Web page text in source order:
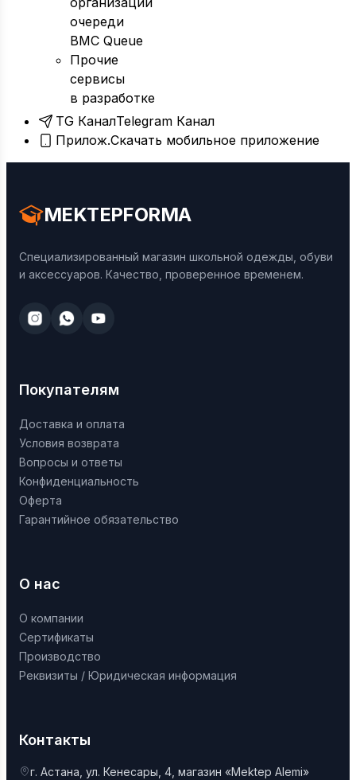
очереди
BMC Queue
Прочие
сервисы
в разработке
TG КаналTelegram Канал
Прилож.Скачать мобильное приложение
MEKTEPFORMA
Специализированный магазин школьной одежды, обуви
и аксессуаров. Качество, проверенное временем.
Покупателям
Доставка и оплата
Условия возврата
Вопросы и ответы
Конфиденциальность
Оферта
Гарантийное обязательство
О нас
О компании
Сертификаты
Производство
Реквизиты / Юридическая информация
Контакты
г. Астана, ул. Кенесары, 4, магазин «Mektep Alemi»